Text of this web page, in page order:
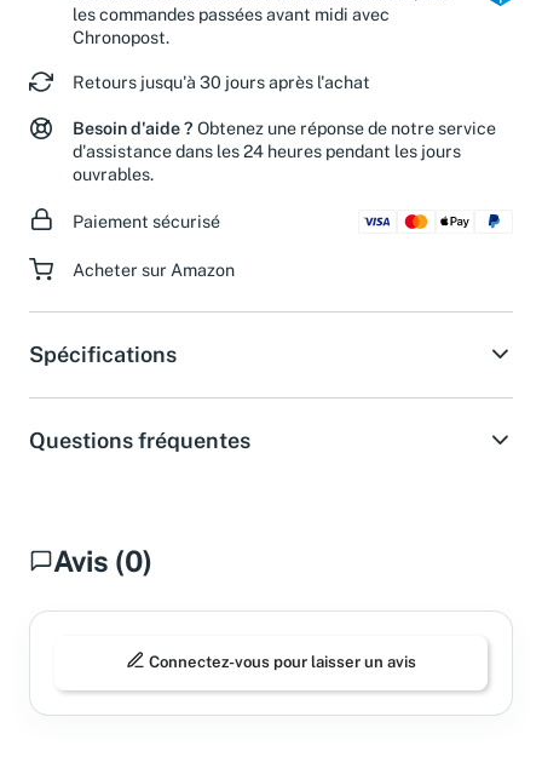
les commandes passées avant midi avec
Chronopost.
Retours jusqu'à 30 jours après l'achat
Besoin d'aide ? Obtenez une réponse de notre service
d'assistance dans les 24 heures pendant les jours
ouvrables.
Paiement sécurisé
Acheter sur Amazon
Spécifications
Questions fréquentes
Avis (0)
Connectez-vous pour laisser un avis